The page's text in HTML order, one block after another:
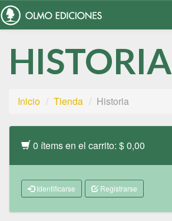
HISTORIA
Inicio Tienda Historia
0 ítems en el carrito: $ 0,00
Identificarse Registrarse